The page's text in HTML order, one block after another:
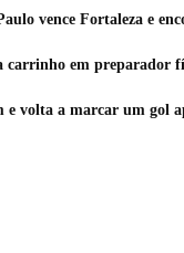
vence Fortaleza e
carrinho em preparador
e volta a marcar um gol